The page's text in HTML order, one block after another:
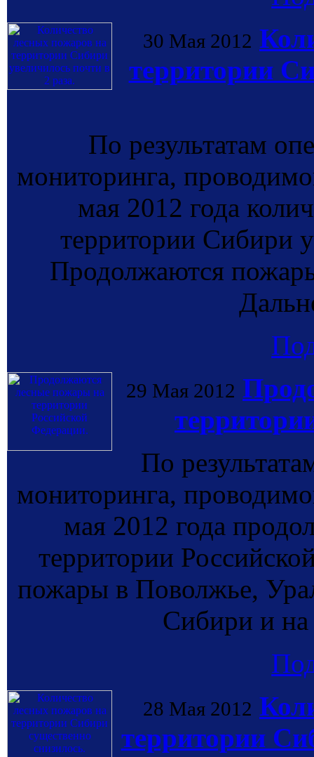
30 Мая 2012
территории
По результатам
мониторинга,
мая 2012 года
территории Сибири
Продолжаются
29 Мая 2012
По
мониторинга,
мая 2012 года
территории
пожары в Поволжье,
Сибири и на
28 Мая 2012
территории